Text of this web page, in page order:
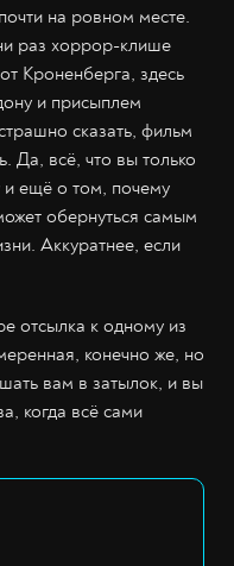
на ровном месте.
раз хоррор-клише
Кроненберга, здесь
и присыплем
сказать, фильм
Да, всё, что вы только
ещё о том, почему
обернуться самым
Аккуратнее, если
отсылка к одному из
конечно же, но
вам в затылок, и вы
когда всё сами